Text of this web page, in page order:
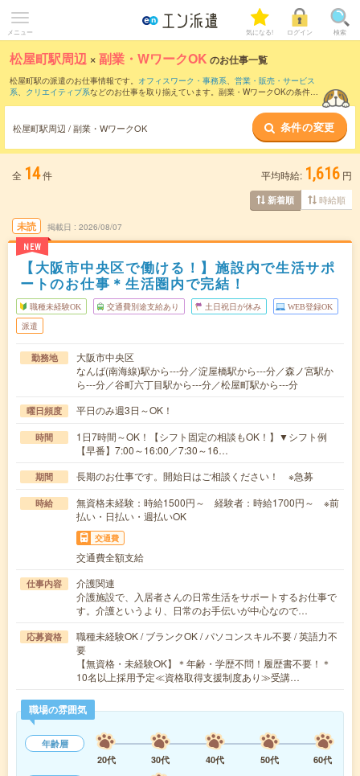
メニュー 気になる! ログイン 検索
松屋町駅周辺 ×副業・WワークOK のお仕事一覧
松屋町駅の派遣のお仕事情報です。 オフィスワーク・事務系、 営業・販売・サービス
系、 クリエイティブ系などのお仕事を取り揃えています。副業・WワークOKの条件の
松屋町駅周辺 / 副業・WワークOK 条件の変更
全 14件 平均時給: 1,616 円
新着順 時給順
未読
NEW
掲載日 2026/08/07
【大阪市中央区で働ける！】施設内で生活サポ
ートのお仕事＊生活圏内で完結！
職種未経験OK 交通費別途支給あり 土日祝日が休み WEB登録OK
派遣
勤務地
大阪市中央区
なんば(南海線)駅から---分／淀屋橋駅から---分／森ノ宮駅か
ら---分／谷町六丁目駅から---分／松屋町駅から---分
曜日頻度 平日のみ週3日～OK！
時間
1日7時間～OK！【シフト固定の相談もOK！】▼シフト例
【早番】7:00～16:00／7:30～16…
期間 長期のお仕事です。開始日はご相談ください！ ※急募
時給
無資格未経験：時給1500円～ 経験者：時給1700円～ ※前
払い・日払い・週払いOK
交通費
交通費全額支給
仕事内容
介護関連
介護施設で、入居者さんの日常生活をサポートするお仕事で
す。介護というより、日常のお手伝いが中心なので…
応募資格
職種未経験OK / ブランクOK / パソコンスキル不要 / 英語力不
要
【無資格・未経験OK】＊年齢・学歴不問！履歴書不要！＊
10名以上採用予定≪資格取得支援制度あり≫受講…
職場の雰囲気
年齢層
20代
30代 40代 50代
60代